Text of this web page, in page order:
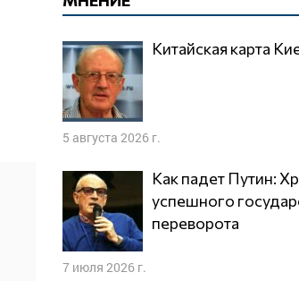
Китайская карта
5 августа 2026 г.
Как падет Путин: Хроника
успешного
переворота
7 июля 2026 г.